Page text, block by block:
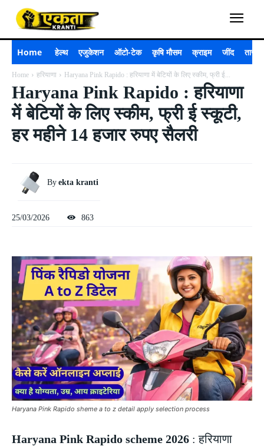
Home हेल्थ एजुकेशन ऑटो-टेक कृषि मौसम क्राइम जींद ताजा
Home हरियाणा Haryana Pink Rapido : हरियाणा में बेटियों के लिए स्कीम, फ्री ई...
Haryana Pink Rapido : हरियाणा
में बेटियों के लिए स्कीम, फ्री ई स्कूटी,
हर महीने 14 हजार रुपए सैलरी
By ekta kranti
25/03/2026 863
Haryana Pink Rapido sheme a to z detail apply selection process
Haryana Pink Rapido scheme 2026 : हरियाणा